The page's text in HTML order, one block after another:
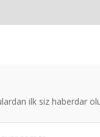
ilk siz haberdar